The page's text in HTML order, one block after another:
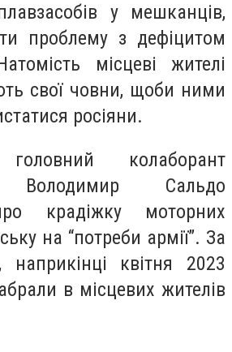
у мешканців,
проблему з дефіцитом
місцеві жителі
свої човни, щоби ними
росіяни.
колаборант
Володимир Сальдо
крадіжку моторних
на “потреби армії”. За
квітня 2023
в місцевих жителів